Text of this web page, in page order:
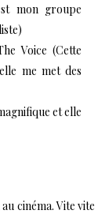
mon groupe
Voice (Cette
me met des
et elle
cinéma. Vite vite